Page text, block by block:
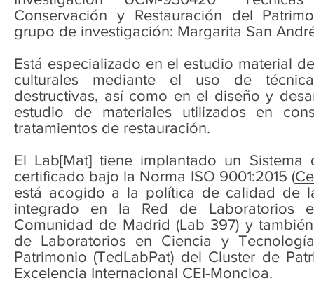
Conservación y Restauración del
grupo de investigación: Margarita San
Está especializado en el estudio material
culturales mediante el uso de
destructivas, así como en el diseño y
estudio de materiales utilizados en
tratamientos de restauración.
El Lab[Mat] tiene implantado un Sistema
certificado bajo la Norma ISO 9001:2015 (
está acogido a la política de calidad de
integrado en la Red de Laboratorios
Comunidad de Madrid (Lab 397) y
de Laboratorios en Ciencia y
Patrimonio (TedLabPat) del Cluster de
Excelencia Internacional CEI-Moncloa.